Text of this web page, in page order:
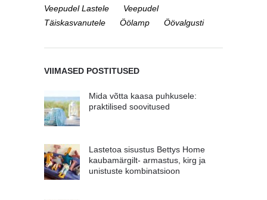
Veepudel Lastele
Veepudel
Täiskasvanutele
Öölamp Öövalgusti
VIIMASED POSTITUSED
Mida võtta kaasa puhkusele:
praktilised soovitused
Lastetoa sisustus Bettys Home
kaubamärgilt- armastus, kirg ja
unistuste kombinatsioon